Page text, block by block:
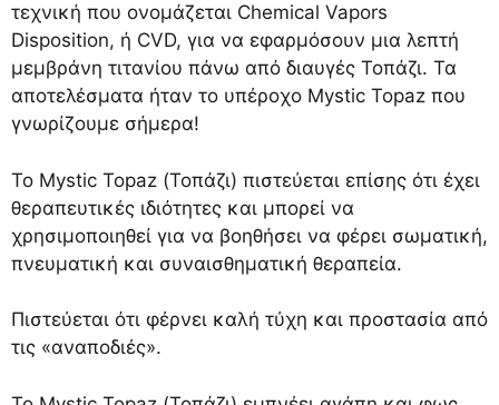
τεχνική που ονομάζεται Chemical Vapors
Disposition, ή CVD, για να εφαρμόσουν μια λεπτή
μεμβράνη τιτανίου πάνω από διαυγές Τοπάζι. Τα
αποτελέσματα ήταν το υπέροχο Mystic Topaz που
γνωρίζουμε σήμερα!
Το Mystic Topaz (Τοπάζι) πιστεύεται επίσης ότι έχει
θεραπευτικές ιδιότητες και μπορεί να
χρησιμοποιηθεί για να βοηθήσει να φέρει σωματική,
πνευματική και συναισθηματική θεραπεία.
Πιστεύεται ότι φέρνει καλή τύχη και προστασία από
τις «αναποδιές».